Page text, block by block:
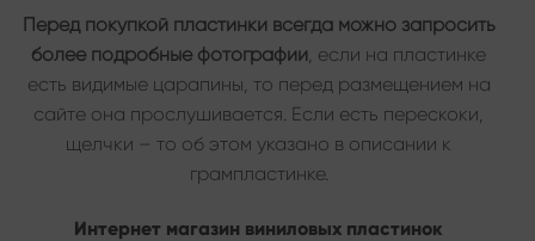
Перед покупкой пластинки всегда можно запросить
более подробные фотографии, если на пластинке
есть видимые царапины, то перед размещением на
сайте она прослушивается. Если есть перескоки,
щелчки – то об этом указано в описании к
грампластинке.
Интернет магазин виниловых пластинок